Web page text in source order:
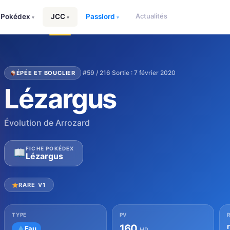
Pokédex ▾ JCC ▾ Passlord ▾ Actualités
ÉPÉE ET BOUCLIER ·#59 / 216·Sortie : 7 février 2020
Lézargus
Évolution de Arrozard
FICHE POKÉDEX
Lézargus
RARE V1
TYPE PV